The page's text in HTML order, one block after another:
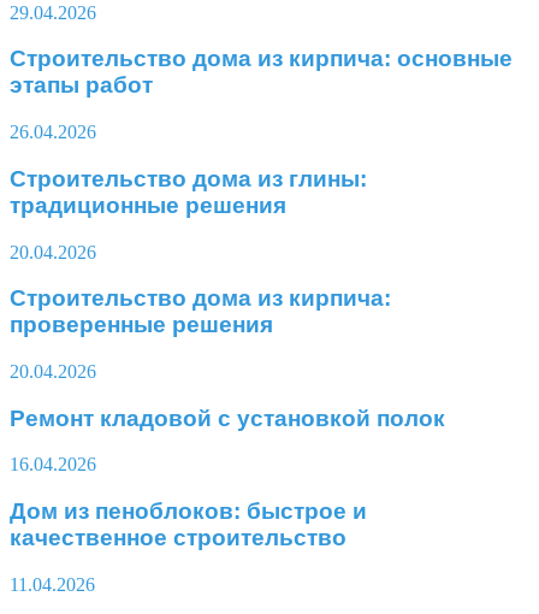
29.04.2026
Строительство дома из кирпича: основные
этапы работ
26.04.2026
Строительство дома из глины:
традиционные решения
20.04.2026
Строительство дома из кирпича:
проверенные решения
20.04.2026
Ремонт кладовой с установкой полок
16.04.2026
Дом из пеноблоков: быстрое и
качественное строительство
11.04.2026